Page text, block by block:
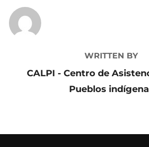
WRITTEN BY
CALPI - Centro de
Pueblos